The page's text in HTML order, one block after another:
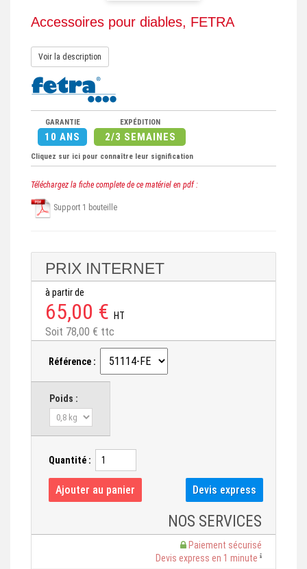
Accessoires pour diables, FETRA
Voir la description
GARANTIE
10 ANS
EXPÉDITION
2/3 SEMAINES
Cliquez sur ici pour connaître leur signification
Téléchargez la fiche complete de ce matériel en pdf :
Support 1 bouteille
PRIX INTERNET
à partir de
65,00 € HT
Soit 78,00 € ttc
Référence :
Poids :
Quantité :
NOS SERVICES
Paiement sécurisé
Devis express en 1 minute